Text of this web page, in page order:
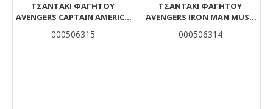
ΤΣΑΝΤΆΚΙ ΦΑΓΗΤΟΎ
AVENGERS CAPTAIN AMERICA
ΘΉΚΕΣ
000506315
ΤΣΑΝΤΆΚΙ ΦΑΓΗΤΟΎ
AVENGERS IRON MAN MUST
000506314